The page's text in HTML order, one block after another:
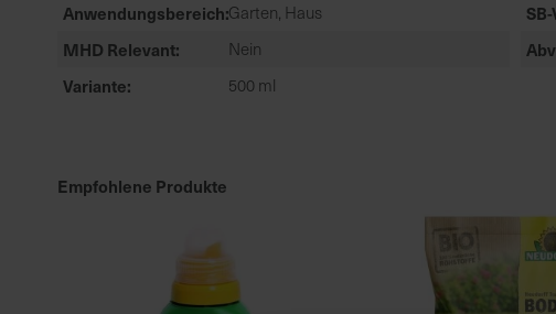
Anwendungsbereich Garten, Haus
MHD Relevant Nein
Variante 500 ml
Empfohlene Produkte